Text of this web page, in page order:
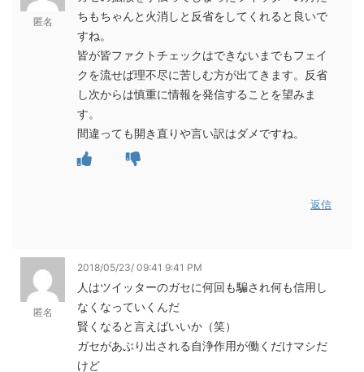
匿名
ちもちゃんと火消しと反省をしてくれると良いで
すね。
皆が皆ファクトチェックはできないまでもフェイ
クを流せば理不尽に苦しむ方が出てきます。反省
し次からは慎重に情報を発信することを望みま
す。
間違っても開き直りや言い訳はダメですね。
返信
匿名
2018/05/23/ 09:41 9:41 PM
人はツイッターのガセに何回も騙され何も信用し
なくなっていくんだ
賢くなると言えばいいか（笑）
ガセがあぶり出される自浄作用が働くだけマシだ
けど